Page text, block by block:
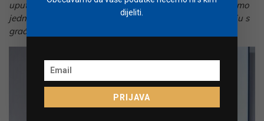
upute za promjenu i stvaranje komunikacije koja nije samo
jednosmjerna, već omogućava stvarni dijalog i interakciju s
građanima.“
dijeliti.
PRIJAVA